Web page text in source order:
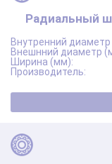
Радиальный